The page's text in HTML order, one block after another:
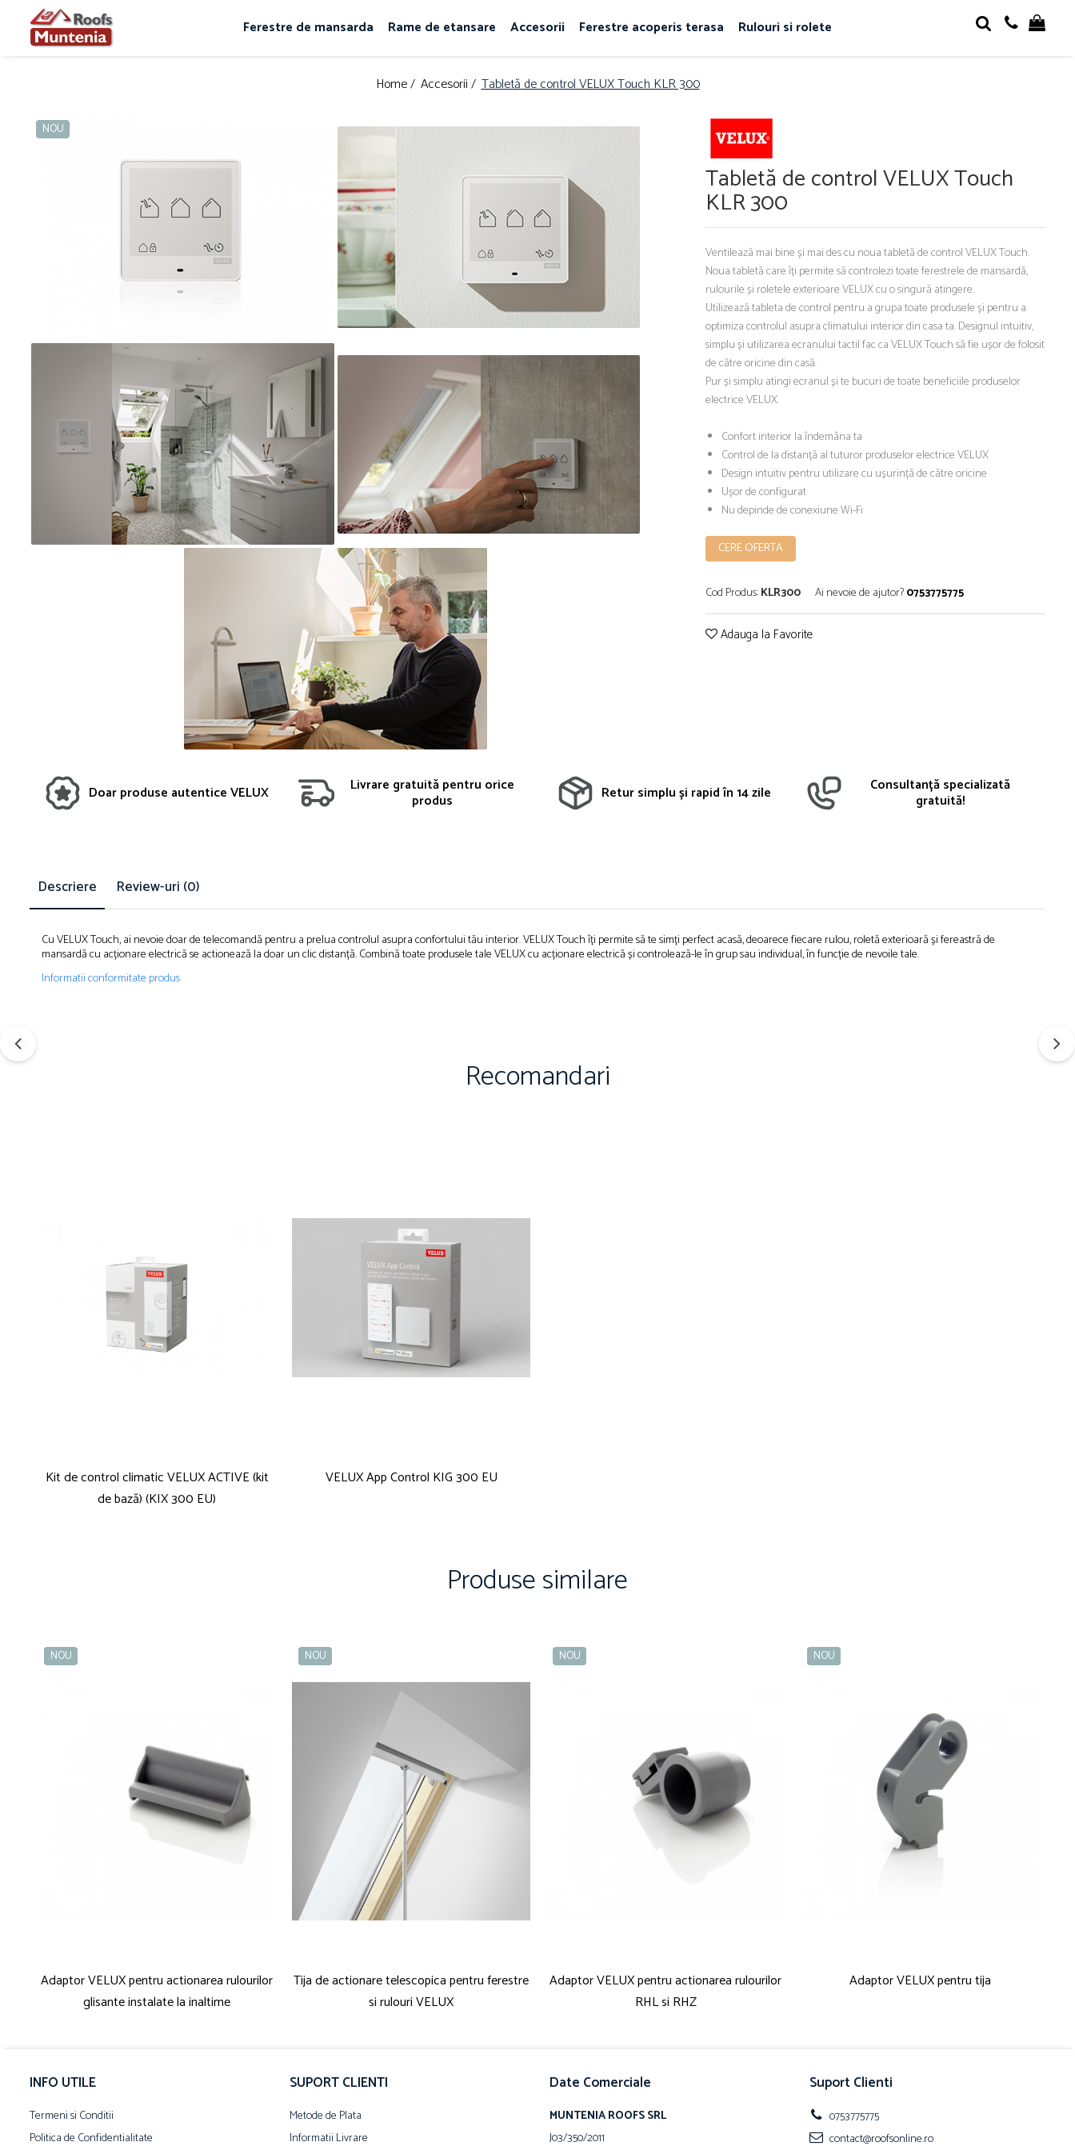
Ferestre de mansarda Rame de etansare Accesorii Ferestre acoperis terasa Rulouri si rolete
Home / Accesorii / Tabletă de control VELUX Touch KLR 300
NOU
Tabletă de control VELUX Touch
KLR 300
Ventilează mai bine și mai des cu noua tabletă de control VELUX Touch.
Noua tabletă care îți permite să controlezi toate ferestrele de mansardă,
rulourile și roletele exterioare VELUX cu o singură atingere.
Utilizează tableta de control pentru a grupa toate produsele și pentru a
optimiza controlul asupra climatului interior din casa ta. Designul intuitiv,
simplu și utilizarea ecranului tactil fac ca VELUX Touch să fie ușor de folosit
de către oricine din casă.
Pur și simplu atingi ecranul și te bucuri de toate beneficiile produselor
electrice VELUX.
Confort interior la îndemâna ta
Control de la distanță al tuturor produselor electrice VELUX
Design intuitiv pentru utilizare cu ușurință de către oricine
Ușor de configurat
Nu depinde de conexiune Wi-Fi
CERE OFERTA
Cod Produs:KLR300 Ai nevoie de ajutor?0753775775
Adauga la Favorite
Doar produse autentice VELUX Livrare gratuită pentru orice
produs Retur simplu și rapid în 14 zile Consultanță specializată
gratuită!
Descriere Review-uri (0)
Cu VELUX Touch, ai nevoie doar de telecomandă pentru a prelua controlul asupra confortului tău interior. VELUX Touch îți permite să te simți perfect acasă, deoarece fiecare rulou, roletă exterioară și fereastră de
mansardă cu acționare electrică se actionează la doar un clic distanță. Combină toate produsele tale VELUX cu acționare electrică și controlează-le în grup sau individual, în funcție de nevoile tale.
Informatii conformitate produs
Recomandari
Kit de control climatic VELUX ACTIVE (kit
de bază) (KIX 300 EU)
VELUX App Control KIG 300 EU
Produse similare
NOU
Adaptor VELUX pentru actionarea rulourilor
glisante instalate la inaltime
NOU
Tija de actionare telescopica pentru ferestre
si rulouri VELUX
NOU
Adaptor VELUX pentru actionarea rulourilor
RHL si RHZ
NOU
Adaptor VELUX pentru tija
INFO UTILE
Termeni si Conditii
Politica de Confidentialitate
SUPORT CLIENTI
Metode de Plata
Informatii Livrare
Date Comerciale
MUNTENIA ROOFS SRL
J03/350/2011
Suport Clienti
0753775775
contact@roofsonline.ro